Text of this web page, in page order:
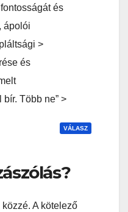
és
ápolói
>
és
Több ne” >
VÁLASZ
A kötelező